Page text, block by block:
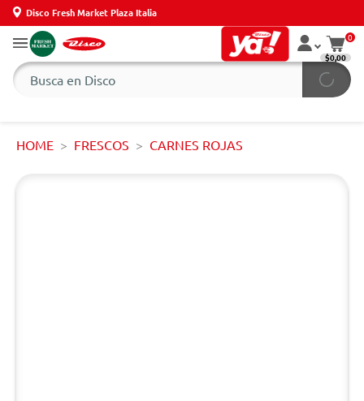
Disco Fresh Market Plaza Italia
0
$0,00
HOME FRESCOS CARNES ROJAS